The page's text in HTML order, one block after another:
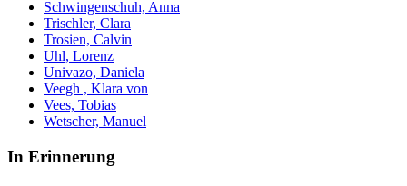
Schwingenschuh, Anna
Trischler, Clara
Trosien, Calvin
Uhl, Lorenz
Univazo, Daniela
Veegh , Klara von
Vees, Tobias
Wetscher, Manuel
In Erinnerung